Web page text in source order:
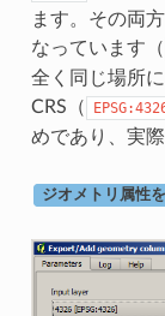
ます。その両
なっています（
全く同じ場所
CRS（
めであり、実
ジオメトリ属性